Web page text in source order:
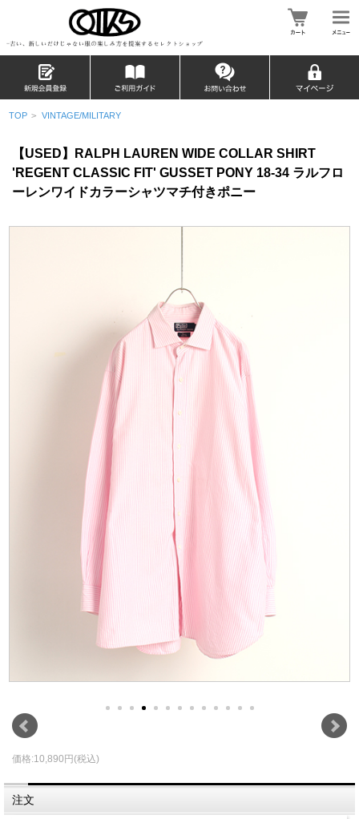
TOP > VINTAGE/MILITARY
【USED】RALPH LAUREN WIDE COLLAR SHIRT
'REGENT CLASSIC FIT' GUSSET PONY 18-34 ラルフロ
ーレンワイドカラーシャツマチ付きポニー
価格:10,890円(税込)
注文